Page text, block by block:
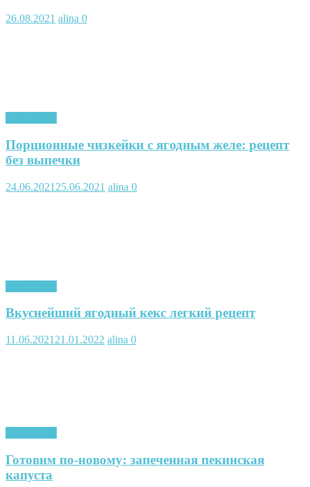
26.08.2021 alina 0
Порционные чизкейки с ягодным желе: рецепт
без выпечки
24.06.2021 25.06.2021 alina 0
Вкуснейший ягодный кекс легкий рецепт
11.06.2021 21.01.2022 alina 0
Готовим по-новому: запеченная пекинская
капуста